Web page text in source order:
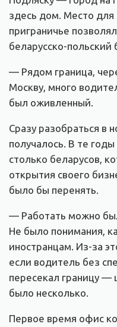
здесь дом. Место для
приграничье
беларусско-польский
— Рядом граница,
Москву, много
был оживленный.
Сразу разобраться в
получалось. В те
столько беларусов,
открытия своего
было бы перенять.
— Работать можно
Не было понимания,
иностранцам. Из-за
если водитель без
пересекал границу —
было несколько.
Первое время офис